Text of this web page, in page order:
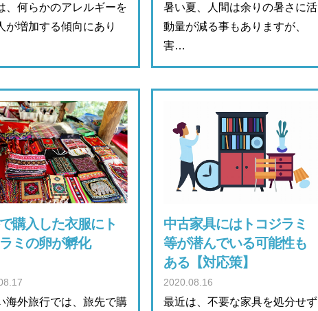
、何らかのアレルギーを
が増加する傾向にあり
暑い夏、人間は余りの暑さに活
動量が減る事もありますが、
害…
購入した衣服にト
ミの卵が孵化
海外旅行では、旅先で購
中古家具にはトコジラミ
等が潜んでいる可能性も
ある【対応策】
2020.08.16
最近は、不要な家具を処分せず